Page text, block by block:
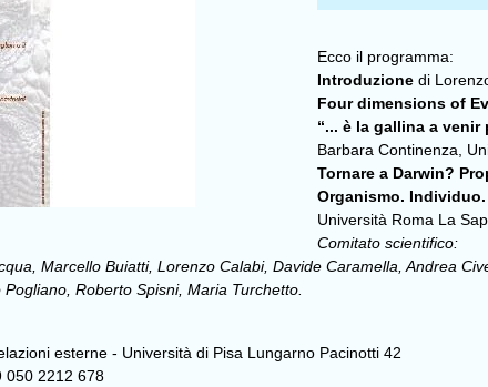
Ecco il programma:
Introduzione di
Four dimensions of
“... è la gallina a
Barbara Continenza,
Tornare a Darwin?
Organismo.
Università Roma La
Comitato scientifico:
Marcello Buiatti, Lorenzo Calabi, Davide Caramella, Andrea
Roberto Spisni, Maria Turchetto.
esterne - Università di Pisa Lungarno Pacinotti 42
050 2212 678